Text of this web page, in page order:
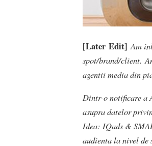
[Later Edit]Am
spot/brand/client.
agentii media din
Dintr-o notificare a
asupra datelor
Idea: IQads &
audienta la nivel de